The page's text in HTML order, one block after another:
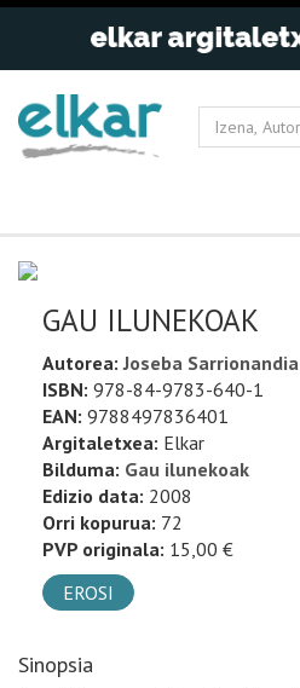
GAU ILUNEKOAK
Autorea:Joseba Sarrionandia
ISBN: 978-84-9783-640-1
EAN: 9788497836401
Argitaletxea: Elkar
Bilduma: Gau ilunekoak
Edizio data: 2008
Orri kopurua: 72
PVP originala: 15,00 €
EROSI
Sinopsia